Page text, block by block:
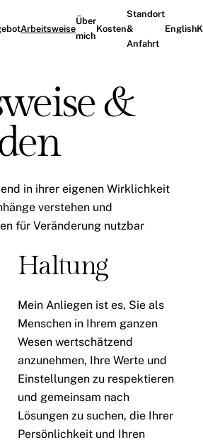
Arbeitsweise
Über
mich
Kosten
Standort
&
Anfahrt
English
&
in ihrer eigenen Wirklichkeit
verstehen und
für Veränderung nutzbar
Haltung
Mein Anliegen ist es, Sie als
Menschen in Ihrem ganzen
Wesen wertschätzend
anzunehmen, Ihre Werte und
Einstellungen zu respektieren
und gemeinsam nach
Lösungen zu suchen, die Ihrer
Persönlichkeit und Ihren